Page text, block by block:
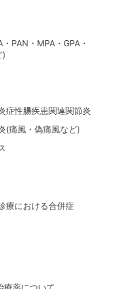
PAN・MPA・GPA・
)
症性腸疾患関連関節炎
(痛風・偽痛風など)
療における合併症